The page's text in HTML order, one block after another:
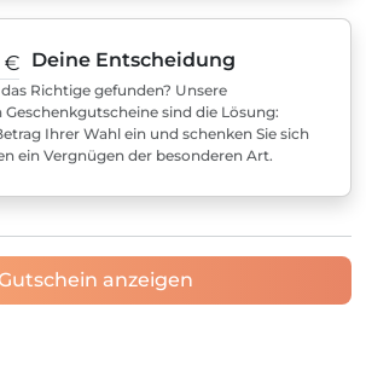
€ Deine Entscheidung
Richtige gefunden? Unsere
Geschenkgutscheine sind die Lösung:
Ihrer Wahl ein und schenken Sie sich
ein Vergnügen der besonderen Art.
anzeigen